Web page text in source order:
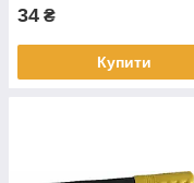
34 ₴
Купити